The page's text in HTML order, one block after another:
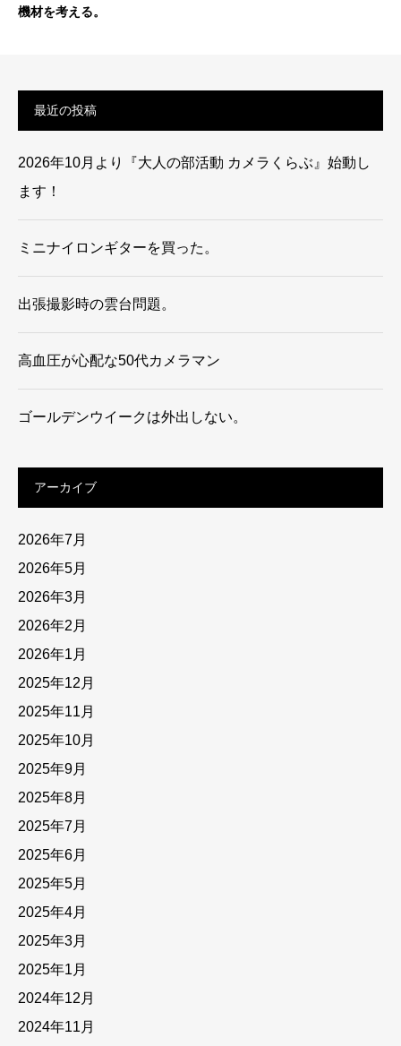
機材を考える。
最近の投稿
2026年10月より『大人の部活動 カメラくらぶ』始動し
ます！
ミニナイロンギターを買った。
出張撮影時の雲台問題。
高血圧が心配な50代カメラマン
ゴールデンウイークは外出しない。
アーカイブ
2026年7月
2026年5月
2026年3月
2026年2月
2026年1月
2025年12月
2025年11月
2025年10月
2025年9月
2025年8月
2025年7月
2025年6月
2025年5月
2025年4月
2025年3月
2025年1月
2024年12月
2024年11月